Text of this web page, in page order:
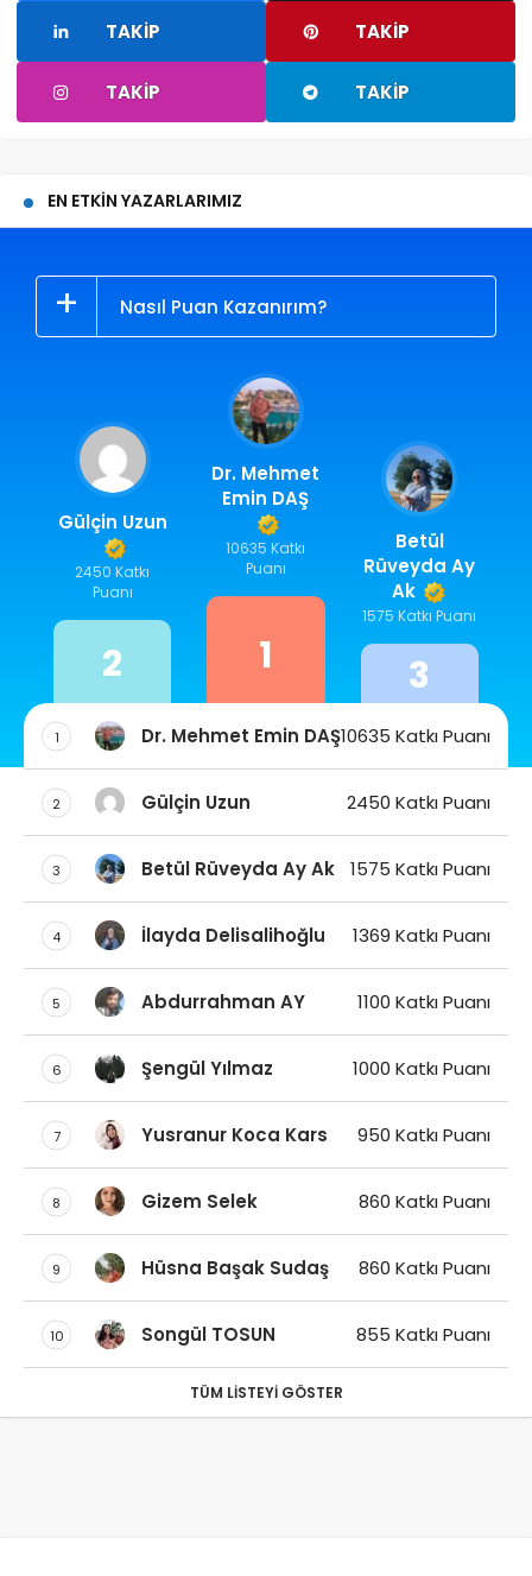
TAKIP TAKIP
TAKIP TAKIP
EN ETKIN YAZARLARIMIZ
Nasıl Puan Kazanırım?
Dr. Mehmet
Emin DAŞ
10635 Katkı
Puanı
1
Gülçin Uzun
2450 Katkı
Puanı
2
Betül
Rüveyda Ay
Ak
1575 Katkı Puanı
3
1 Dr. Mehmet Emin DAŞ10635 Katkı Puanı
2 Gülçin Uzun 2450 Katkı Puanı
3 Betül Rüveyda Ay Ak 1575 Katkı Puanı
4 İlayda Delisalihoğlu 1369 Katkı Puanı
5 Abdurrahman AY 1100 Katkı Puanı
6 Şengül Yılmaz 1000 Katkı Puanı
7 Yusranur Koca Kars 950 Katkı Puanı
8 Gizem Selek 860 Katkı Puanı
9 Hüsna Başak Sudaş 860 Katkı Puanı
10 Songül TOSUN 855 Katkı Puanı
TÜM LISTEYI GÖSTER